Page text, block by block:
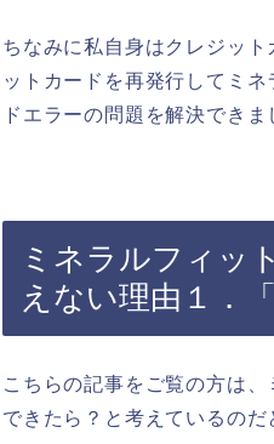
ちなみに私自身はクレジッ
ットカードを再発行してミ
ドエラーの問題を解決できま
ミネラルフィッ
えない理由１．
こちらの記事をご覧の方は
できたら？と考えているのだ